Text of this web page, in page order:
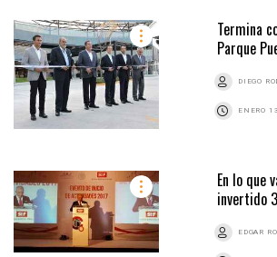
Termina
Parque
DIEGO
ENERO
En lo que
invertido
EDGAR